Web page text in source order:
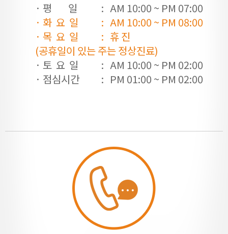
· 평 일
: AM 10:00 ~ PM 07:00
· 화 요 일
: AM 10:00 ~ PM 08:00
· 목 요 일
: 휴 진
(공휴일이 있는 주는 정상진료)
· 토 요 일
: AM 10:00 ~ PM 02:00
· 점심시간
: PM 01:00 ~ PM 02:00